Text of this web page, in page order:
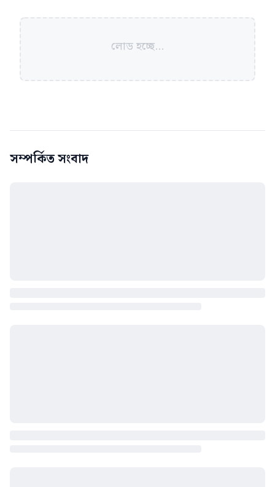
লোড হচ্ছে...
সম্পর্কিত সংবাদ